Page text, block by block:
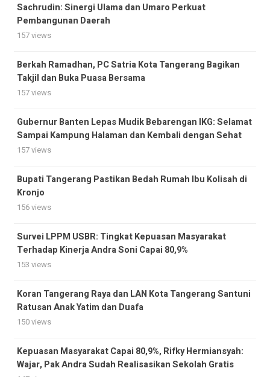
Sachrudin: Sinergi Ulama dan Umaro Perkuat
Pembangunan Daerah
157 views
Berkah Ramadhan, PC Satria Kota Tangerang Bagikan
Takjil dan Buka Puasa Bersama
157 views
Gubernur Banten Lepas Mudik Bebarengan IKG: Selamat
Sampai Kampung Halaman dan Kembali dengan Sehat
157 views
Bupati Tangerang Pastikan Bedah Rumah Ibu Kolisah di
Kronjo
156 views
Survei LPPM USBR: Tingkat Kepuasan Masyarakat
Terhadap Kinerja Andra Soni Capai 80,9%
153 views
Koran Tangerang Raya dan LAN Kota Tangerang Santuni
Ratusan Anak Yatim dan Duafa
150 views
Kepuasan Masyarakat Capai 80,9%, Rifky Hermiansyah:
Wajar, Pak Andra Sudah Realisasikan Sekolah Gratis